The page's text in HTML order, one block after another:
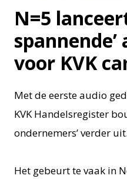
N=5
voor KVK
Met de eerste audio
KVK Handelsregister
ondernemers’ verder uit.
Het gebeurt te vaak in